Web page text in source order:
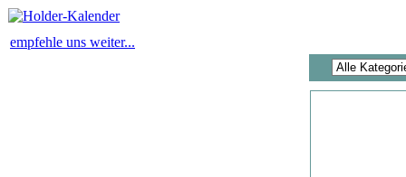
empfehle uns weiter...